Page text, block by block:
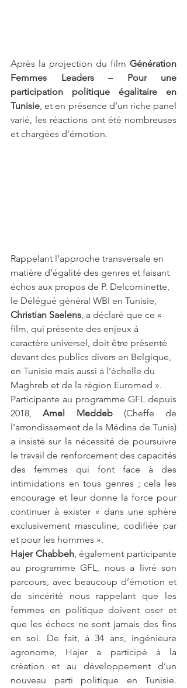
Après la projection du film Génération
Femmes Leaders – Pour une
participation politique égalitaire en
Tunisie , et en présence d’un riche panel
varié, les réactions ont été nombreuses
et chargées d’émotion.
Rappelant l’approche transversale en
matière d’égalité des genres et faisant
échos aux propos de P. Delcominette,
le Délégué général WBI en Tunisie,
Christian Saelens , a déclaré que ce «
film, qui présente des enjeux à
caractère universel, doit être présenté
devant des publics divers en Belgique,
en Tunisie mais aussi à l’échelle du
Maghreb et de la région Euromed ».
Participante au programme GFL depuis
2018, Amel Meddeb (Cheffe de
l’arrondissement de la Médina de Tunis)
a insisté sur la nécessité de poursuivre
le travail de renforcement des capacités
des femmes qui font face à des
intimidations en tous genres ; cela les
encourage et leur donne la force pour
continuer à exister « dans une sphère
exclusivement masculine, codifiée par
et pour les hommes ».
Hajer Chabbeh, également participante
au programme GFL, nous a livré son
parcours, avec beaucoup d’émotion et
de sincérité nous rappelant que les
femmes en politique doivent oser et
que les échecs ne sont jamais des fins
en soi. De fait, à 34 ans, ingénieure
agronome, Hajer a participé à la
création et au développement d’un
nouveau parti politique en Tunisie.